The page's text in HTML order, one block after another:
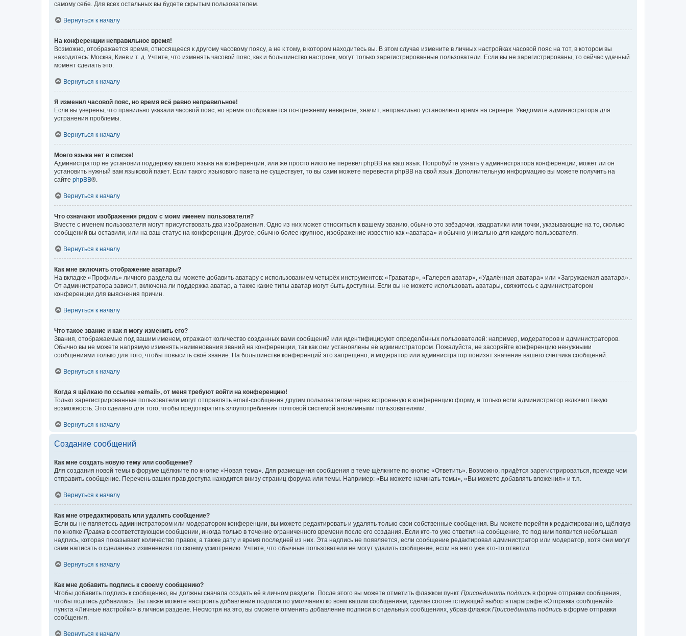
самому себе. Для всех остальных вы будете скрытым пользователем.
Вернуться к началу
На конференции неправильное время!
Возможно, отображается время, относящееся к другому часовому поясу, а не к тому, в котором находитесь вы. В этом случае измените в личных настройках часовой пояс на тот, в котором вы
находитесь: Москва, Киев и т. д. Учтите, что изменять часовой пояс, как и большинство настроек, могут только зарегистрированные пользователи. Если вы не зарегистрированы, то сейчас удачный
момент сделать это.
Вернуться к началу
Я изменил часовой пояс, но время всё равно неправильное!
Если вы уверены, что правильно указали часовой пояс, но время отображается по-прежнему неверное, значит, неправильно установлено время на сервере. Уведомите администратора для
устранения проблемы.
Вернуться к началу
Моего языка нет в списке!
Администратор не установил поддержку вашего языка на конференции, или же просто никто не перевёл phpBB на ваш язык. Попробуйте узнать у администратора конференции, может ли он
установить нужный вам языковой пакет. Если такого языкового пакета не существует, то вы сами можете перевести phpBB на свой язык. Дополнительную информацию вы можете получить на
сайте phpBB®.
Вернуться к началу
Что означают изображения рядом с моим именем пользователя?
Вместе с именем пользователя могут присутствовать два изображения. Одно из них может относиться к вашему званию, обычно это звёздочки, квадратики или точки, указывающие на то, сколько
сообщений вы оставили, или на ваш статус на конференции. Другое, обычно более крупное, изображение известно как «аватара» и обычно уникально для каждого пользователя.
Вернуться к началу
Как мне включить отображение аватары?
На вкладке «Профиль» личного раздела вы можете добавить аватару с использованием четырёх инструментов: «Граватар», «Галерея аватар», «Удалённая аватара» или «Загружаемая аватара».
От администратора зависит, включена ли поддержка аватар, а также какие типы аватар могут быть доступны. Если вы не можете использовать аватары, свяжитесь с администратором
конференции для выяснения причин.
Вернуться к началу
Что такое звание и как я могу изменить его?
Звания, отображаемые под вашим именем, отражают количество созданных вами сообщений или идентифицируют определённых пользователей: например, модераторов и администраторов.
Обычно вы не можете напрямую изменять наименования званий на конференции, так как они установлены её администратором. Пожалуйста, не засоряйте конференцию ненужными
сообщениями только для того, чтобы повысить своё звание. На большинстве конференций это запрещено, и модератор или администратор понизят значение вашего счётчика сообщений.
Вернуться к началу
Когда я щёлкаю по ссылке «email», от меня требуют войти на конференцию!
Только зарегистрированные пользователи могут отправлять email-сообщения другим пользователям через встроенную в конференцию форму, и только если администратор включил такую
возможность. Это сделано для того, чтобы предотвратить злоупотребления почтовой системой анонимными пользователями.
Вернуться к началу
Создание сообщений
Как мне создать новую тему или сообщение?
Для создания новой темы в форуме щёлкните по кнопке «Новая тема». Для размещения сообщения в теме щёлкните по кнопке «Ответить». Возможно, придётся зарегистрироваться, прежде чем
отправить сообщение. Перечень ваших прав доступа находится внизу страниц форума или темы. Например: «Вы можете начинать темы», «Вы можете добавлять вложения» и т.п.
Вернуться к началу
Как мне отредактировать или удалить сообщение?
Если вы не являетесь администратором или модератором конференции, вы можете редактировать и удалять только свои собственные сообщения. Вы можете перейти к редактированию, щёлкнув
по кнопке Правка в соответствующем сообщении, иногда только в течение ограниченного времени после его создания. Если кто-то уже ответил на сообщение, то под ним появится небольшая
надпись, которая показывает количество правок, а также дату и время последней из них. Эта надпись не появляется, если сообщение редактировал администратор или модератор, хотя они могут
сами написать о сделанных изменениях по своему усмотрению. Учтите, что обычные пользователи не могут удалить сообщение, если на него уже кто-то ответил.
Вернуться к началу
Как мне добавить подпись к своему сообщению?
Чтобы добавить подпись к сообщению, вы должны сначала создать её в личном разделе. После этого вы можете отметить флажком пункт Присоединить подпись в форме отправки сообщения,
чтобы подпись добавилась. Вы также можете настроить добавление подписи по умолчанию ко всем вашим сообщениям, сделав соответствующий выбор в параграфе «Отправка сообщений»
пункта «Личные настройки» в личном разделе. Несмотря на это, вы сможете отменить добавление подписи в отдельных сообщениях, убрав флажок Присоединить подпись в форме отправки
сообщения.
Вернуться к началу